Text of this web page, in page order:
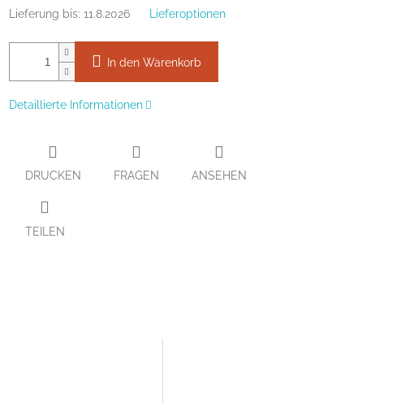
Lieferung bis: 11.8.2026 Lieferoptionen
In den Warenkorb
Detaillierte Informationen
DRUCKEN FRAGEN ANSEHEN
TEILEN